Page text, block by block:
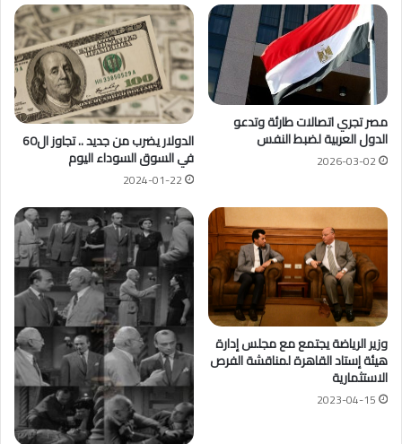
مصر تجري اتصالات طارئة وتدعو
الدول العربية لضبط النفس
2026-03-02
الدولار يضرب من جديد .. تجاوز ال60
في السوق السوداء اليوم
2024-01-22
وزير الرياضة يجتمع مع مجلس إدارة
هيئة إستاد القاهرة لمناقشة الفرص
الاستثمارية
2023-04-15